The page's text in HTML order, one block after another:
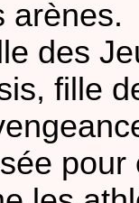
arènes.
des
fille
pour